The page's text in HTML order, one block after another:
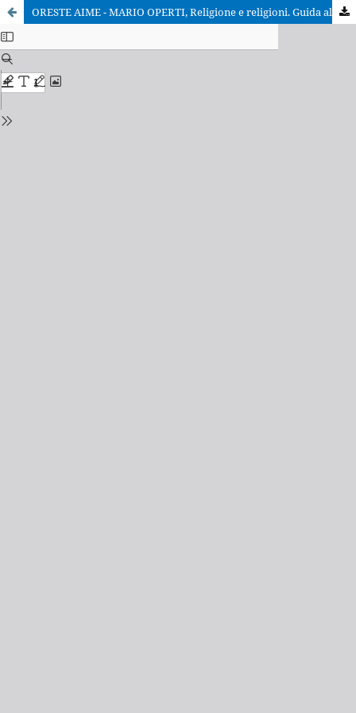
ORESTE AIME - MARIO OPERTI, Religione e religioni. Guida allo studio del fenomeno religioso